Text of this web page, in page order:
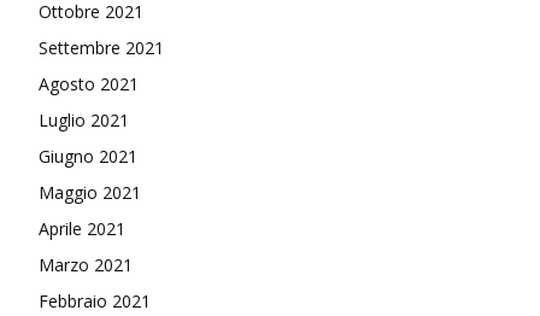
Ottobre 2021
Settembre 2021
Agosto 2021
Luglio 2021
Giugno 2021
Maggio 2021
Aprile 2021
Marzo 2021
Febbraio 2021